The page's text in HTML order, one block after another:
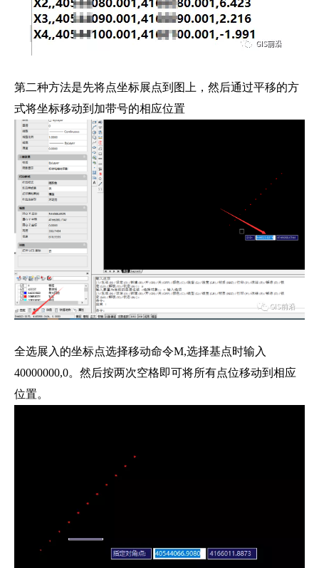
第二种方法是先将点坐标展点到图上，然后通过平移的方
式将坐标移动到加带号的相应位置
全选展入的坐标点选择移动命令M,选择基点时输入
40000000,0。然后按两次空格即可将所有点位移动到相应
位置。